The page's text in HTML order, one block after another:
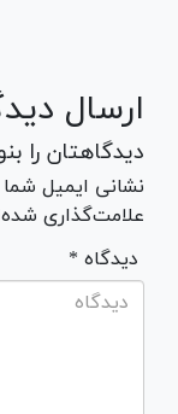
ارسال
دیدگاهتان را
نشانی ایمیل
علامت‌گذاری
* دیدگاه